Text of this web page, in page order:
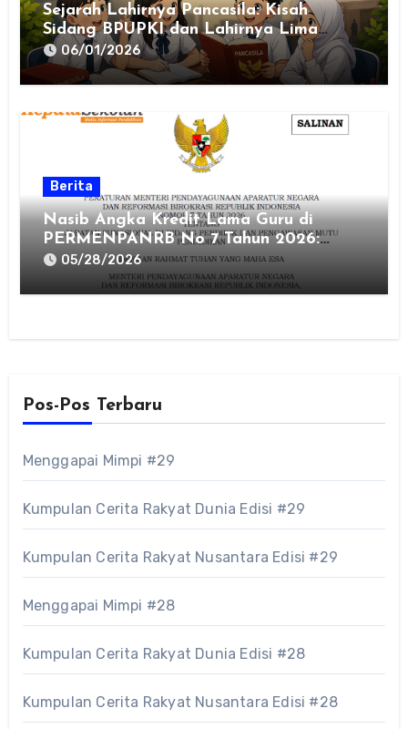
Sejarah Lahirnya Pancasila: Kisah
Sidang BPUPKI dan Lahirnya Lima
Dasar Negara
06/01/2026
Berita
Nasib Angka Kredit Lama Guru di
PERMENPANRB No 7 Tahun 2026:
Hangus atau Aman?
05/28/2026
Pos-Pos Terbaru
Menggapai Mimpi #29
Kumpulan Cerita Rakyat Dunia Edisi #29
Kumpulan Cerita Rakyat Nusantara Edisi #29
Menggapai Mimpi #28
Kumpulan Cerita Rakyat Dunia Edisi #28
Kumpulan Cerita Rakyat Nusantara Edisi #28